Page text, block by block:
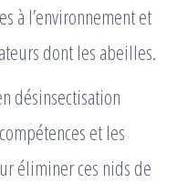
à l’environnement et
dont les abeilles.
désinsectisation
et les
éliminer ces nids de